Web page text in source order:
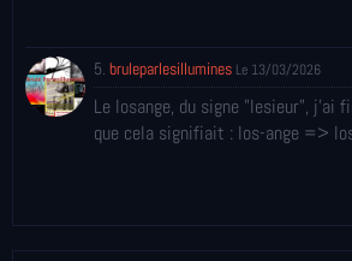
5. bruleparlesillumines Le 13/03/2026
Le losange, du signe "lesieur", j'ai
que cela signifiait : los-ange =>